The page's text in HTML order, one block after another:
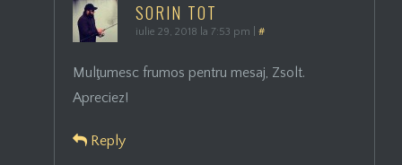
SORIN TOT
iulie 29, 2018 la 7:53 pm #
Mulţumesc frumos pentru mesaj, Zsolt.
Apreciez!
Reply